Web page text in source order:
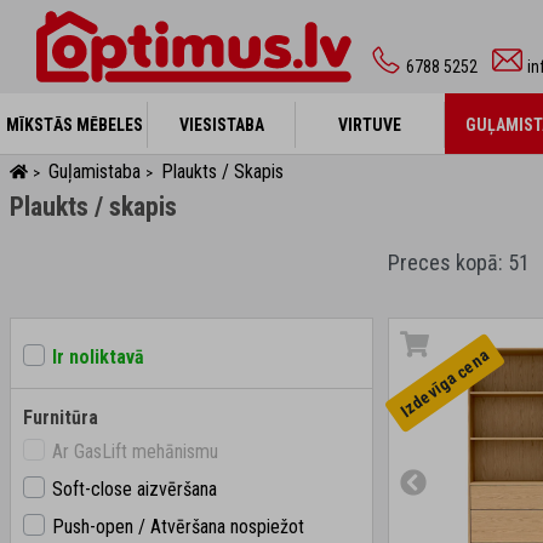
6788 5252
MĪKSTĀS MĒBELES VIESISTABA VIRTUVE
MĪKSTĀS MĒBELES VIESISTABA VIRTUVE
> Guļamistaba > Plaukts / Skapis
Plaukts / skapis
Ir noliktavā
Furnitūra
Ar GasLift mehānismu
Soft-close aizvēršana
Push-open / Atvēršana nospiežot
Preces kopā: 51
Izdevīga cena